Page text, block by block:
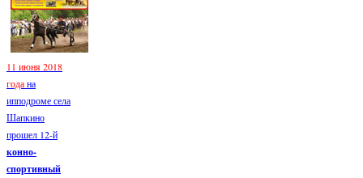
11 июня 2018
годана
ипподроме села
Шапкино
прошел 12-й
конно-
спортивный